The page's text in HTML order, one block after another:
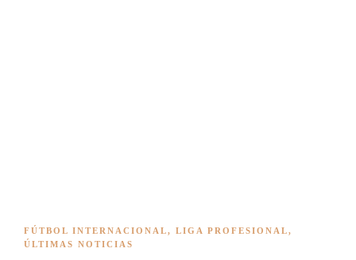
FÚTBOL INTERNACIONAL, LIGA PROFESIONAL,
ÚLTIMAS NOTICIAS